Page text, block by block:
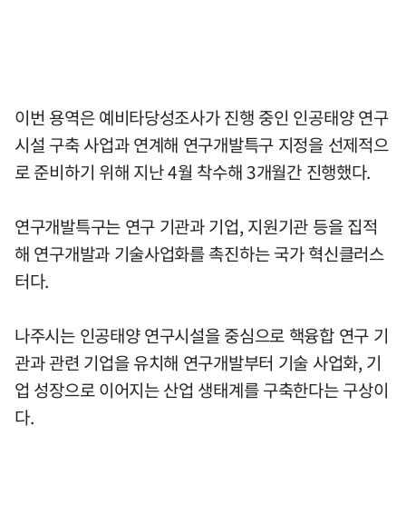
이번 용역은 예비타당성조사가 진행 중인 인공태양 연구
시설 구축 사업과 연계해 연구개발특구 지정을 선제적으
로 준비하기 위해 지난 4월 착수해 3개월간 진행했다.
연구개발특구는 연구 기관과 기업, 지원기관 등을 집적
해 연구개발과 기술사업화를 촉진하는 국가 혁신클러스
터다.
나주시는 인공태양 연구시설을 중심으로 핵융합 연구 기
관과 관련 기업을 유치해 연구개발부터 기술 사업화, 기
업 성장으로 이어지는 산업 생태계를 구축한다는 구상이
다.